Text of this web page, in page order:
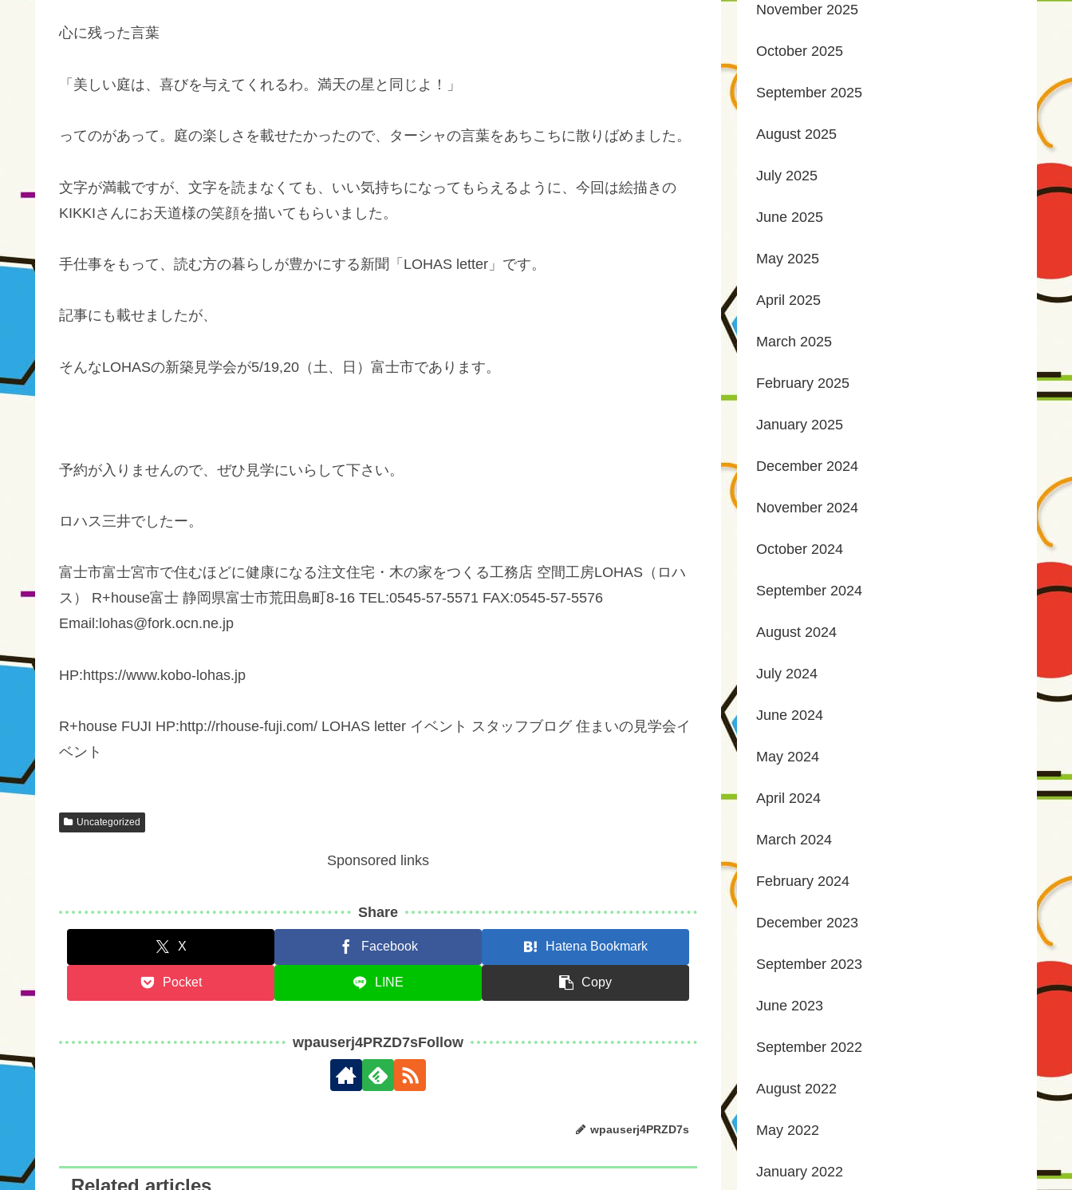
心に残った言葉
「美しい庭は、喜びを与えてくれるわ。満天の星と同じよ！」
ってのがあって。庭の楽しさを載せたかったので、ターシャの言葉をあちこちに散りばめました。
文字が満載ですが、文字を読まなくても、いい気持ちになってもらえるように、今回は絵描きの
KIKKIさんにお天道様の笑顔を描いてもらいました。
手仕事をもって、読む方の暮らしが豊かにする新聞「LOHAS letter」です。
記事にも載せましたが、
そんなLOHASの新築見学会が5/19,20（土、日）富士市であります。
予約が入りませんので、ぜひ見学にいらして下さい。
ロハス三井でしたー。
富士市富士宮市で住むほどに健康になる注文住宅・木の家をつくる工務店 空間工房LOHAS（ロハ
ス） R+house富士 静岡県富士市荒田島町8-16 TEL:0545-57-5571 FAX:0545-57-5576
Email:lohas@fork.ocn.ne.jp
HP:https://www.kobo-lohas.jp
R+house FUJI HP:http://rhouse-fuji.com/ LOHAS letter イベント スタッフブログ 住まいの見学会イ
ベント
Uncategorized
Sponsored links
Share
X Facebook Hatena Bookmark
Pocket LINE Copy
wpauserj4PRZD7sFollow
wpauserj4PRZD7s
Related articles
November 2025
October 2025
September 2025
August 2025
July 2025
June 2025
May 2025
April 2025
March 2025
February 2025
January 2025
December 2024
November 2024
October 2024
September 2024
August 2024
July 2024
June 2024
May 2024
April 2024
March 2024
February 2024
December 2023
September 2023
June 2023
September 2022
August 2022
May 2022
January 2022